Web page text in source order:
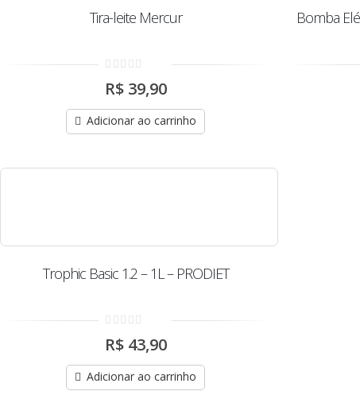
Tira-leite Mercur
out
5
R$39,90
Adicionar ao carrinho
Bomba
Trophic Basic 1.2 – 1L – PRODIET
out
5
R$43,90
Adicionar ao carrinho